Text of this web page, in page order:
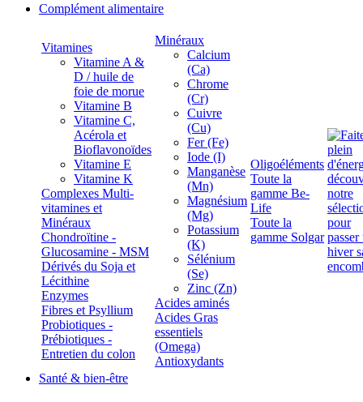
Complément alimentaire
Vitamines
Vitamine A &
D / huile de
foie de morue
Vitamine B
Vitamine C,
Acérola et
Bioflavonoïdes
Vitamine E
Vitamine K
Complexes Multi-
vitamines et
Minéraux
Chondroïtine -
Glucosamine - MSM
Dérivés du Soja et
Lécithine
Enzymes
Fibres et Psyllium
Probiotiques -
Prébiotiques -
Entretien du colon
Minéraux
Calcium
(Ca)
Chrome
(Cr)
Cuivre
(Cu)
Fer (Fe)
Iode (I)
Manganèse
(Mn)
Magnésium
(Mg)
Potassium
(K)
Sélénium
(Se)
Zinc (Zn)
Acides aminés
Acides Gras
essentiels
(Omega)
Antioxydants
Oligoéléments
Toute la
gamme Be-
Life
Toute la
gamme Solgar
Santé & bien-être